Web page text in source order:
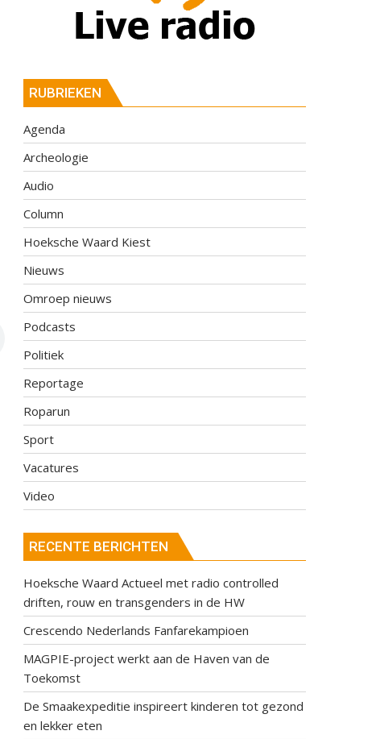
RUBRIEKEN
Agenda
Archeologie
Audio
Column
Hoeksche Waard Kiest
Nieuws
Omroep nieuws
Podcasts
Politiek
Reportage
Roparun
Sport
Vacatures
Video
RECENTE BERICHTEN
Hoeksche Waard Actueel met radio controlled
driften, rouw en transgenders in de HW
Crescendo Nederlands Fanfarekampioen
MAGPIE-project werkt aan de Haven van de
Toekomst
De Smaakexpeditie inspireert kinderen tot gezond
en lekker eten